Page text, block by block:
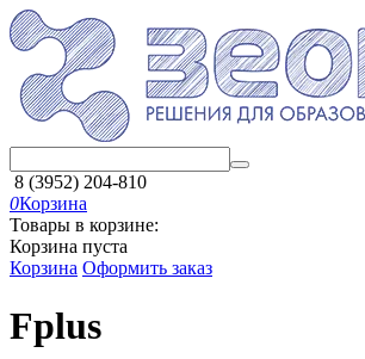
8 (3952) 204-810
0Корзина
Товары в корзине:
Корзина пуста
Корзина Оформить заказ
Fplus